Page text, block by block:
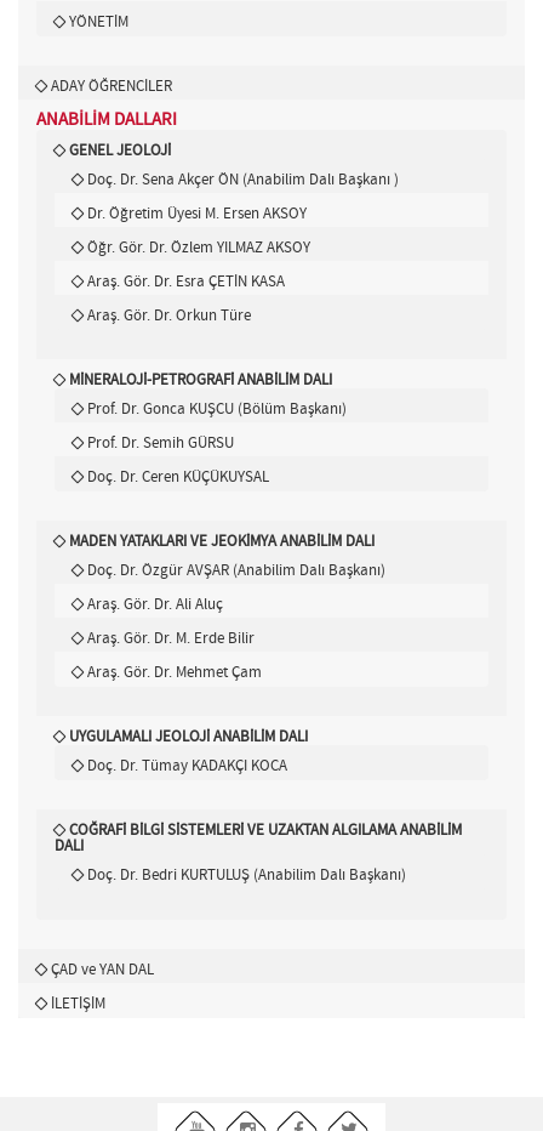
YÖNETİM
ADAY ÖĞRENCİLER
ANABİLİM DALLARI
GENEL JEOLOJİ
Doç. Dr. Sena Akçer ÖN (Anabilim Dalı Başkanı )
Dr. Öğretim Üyesi M. Ersen AKSOY
Öğr. Gör. Dr. Özlem YILMAZ AKSOY
Araş. Gör. Dr. Esra ÇETİN KASA
Araş. Gör. Dr. Orkun Türe
MİNERALOJİ-PETROGRAFİ ANABİLİM DALI
Prof. Dr. Gonca KUŞCU (Bölüm Başkanı)
Prof. Dr. Semih GÜRSU
Doç. Dr. Ceren KÜÇÜKUYSAL
MADEN YATAKLARI VE JEOKİMYA ANABİLİM DALI
Doç. Dr. Özgür AVŞAR (Anabilim Dalı Başkanı)
Araş. Gör. Dr. Ali Aluç
Araş. Gör. Dr. M. Erde Bilir
Araş. Gör. Dr. Mehmet Çam
UYGULAMALI JEOLOJİ ANABİLİM DALI
Doç. Dr. Tümay KADAKÇI KOCA
COĞRAFİ BİLGİ SİSTEMLERİ VE UZAKTAN ALGILAMA ANABİLİM
DALI
Doç. Dr. Bedri KURTULUŞ (Anabilim Dalı Başkanı)
ÇAD ve YAN DAL
İLETİŞİM